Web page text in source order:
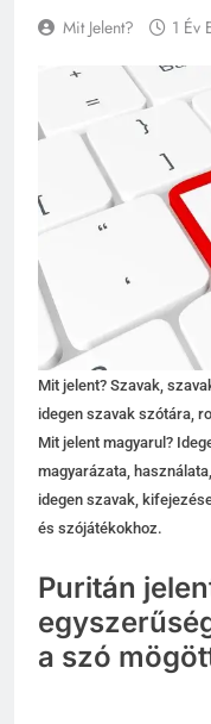
Mit Jelent? 1 Év
Mit jelent? Szavak,
idegen szavak szótára,
Mit jelent magyarul?
magyarázata,
idegen szavak,
és szójátékokhoz.
Puritán
a szó